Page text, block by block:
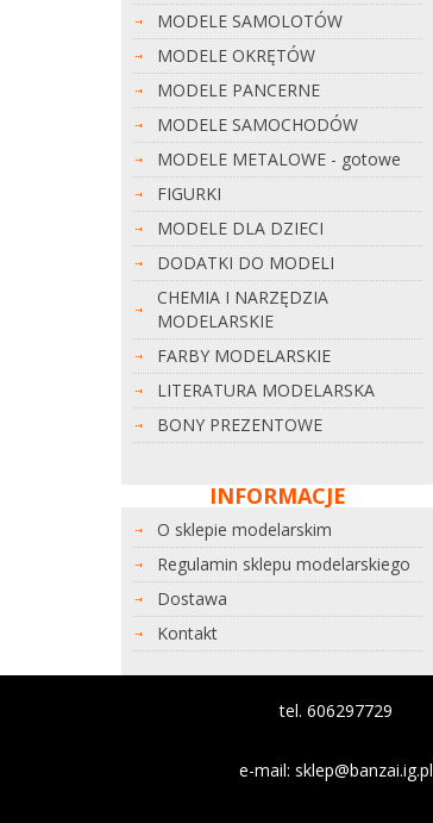
MODELE SAMOLOTÓW
MODELE OKRĘTÓW
MODELE PANCERNE
MODELE SAMOCHODÓW
MODELE METALOWE - gotowe
FIGURKI
MODELE DLA DZIECI
DODATKI DO MODELI
CHEMIA I NARZĘDZIA
MODELARSKIE
FARBY MODELARSKIE
LITERATURA MODELARSKA
BONY PREZENTOWE
INFORMACJE
O sklepie modelarskim
Regulamin sklepu modelarskiego
Dostawa
Kontakt
tel. 606297729
e-mail: sklep@banzai.ig.pl